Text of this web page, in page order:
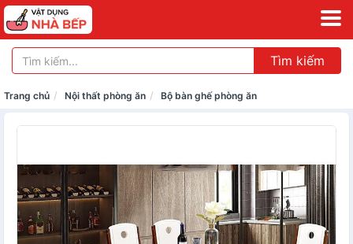
Tìm kiếm
Trang chủ Nội thất phòng ăn Bộ bàn ghế phòng ăn